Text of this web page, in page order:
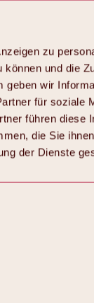
zu
können und die
geben wir
für soziale
führen diese
die Sie
der Dienste